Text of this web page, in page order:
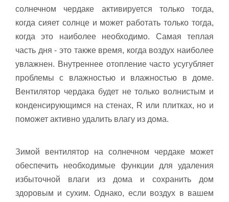
солнечном чердаке активируется только тогда,
когда сияет солнце и может работать только тогда,
когда это наиболее необходимо. Самая теплая
часть дня - это также время, когда воздух наиболее
увлажнен. Внутреннее отопление часто усугубляет
проблемы с влажностью и влажностью в доме.
Вентилятор чердака будет не только волнистым и
конденсирующимся на стенах, R или плитках, но и
поможет активно удалить влагу из дома.
Зимой вентилятор на солнечном чердаке может
обеспечить необходимые функции для удаления
избыточной влаги из дома и сохранить дом
здоровым и сухим. Однако, если воздух в вашем